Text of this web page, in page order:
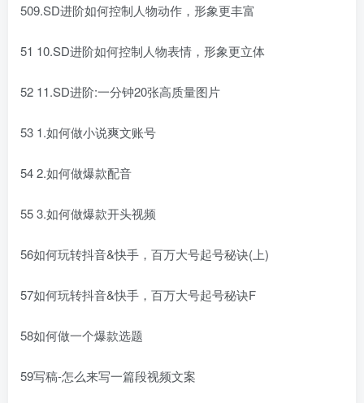
509.SD进阶如何控制人物动作，形象更丰富
51 10.SD进阶如何控制人物表情，形象更立体
52 11.SD进阶:一分钟20张高质量图片
53 1.如何做小说爽文账号
54 2.如何做爆款配音
55 3.如何做爆款开头视频
56如何玩转抖音&快手，百万大号起号秘诀(上)
57如何玩转抖音&快手，百万大号起号秘诀F
58如何做一个爆款选题
59写稿-怎么来写一篇段视频文案